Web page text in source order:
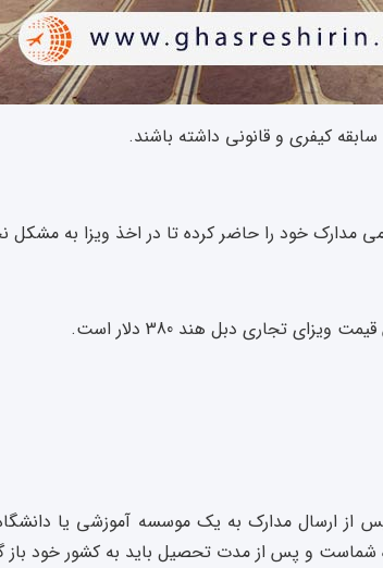
کیفری و قانونی داشته باشند.
خود را حاضر کرده تا در اخذ ویزا به مشکل
از ارسال مدارک به یک موسسه آموزشی یا
و پس از مدت تحصیل باید به کشور خود باز